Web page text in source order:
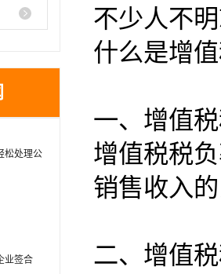
松处理公
业签合
不少人不
什么是增
一、增值
增值税税
销售收入
二、增值